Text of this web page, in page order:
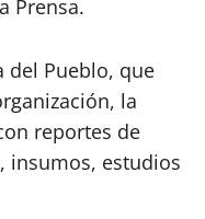
Prensa.
del Pueblo, que
la
reportes de
insumos, estudios